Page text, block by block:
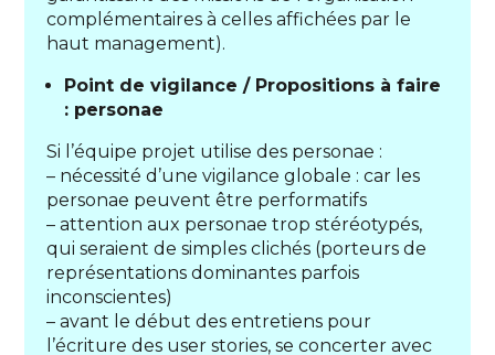
complémentaires à celles affichées par le
haut management).
Point de vigilance / Propositions à faire
: personae
Si l’équipe projet utilise des personae :
– nécessité d’une vigilance globale : car les
personae peuvent être performatifs
– attention aux personae trop stéréotypés,
qui seraient de simples clichés (porteurs de
représentations dominantes parfois
inconscientes)
– avant le début des entretiens pour
l’écriture des user stories, se concerter avec